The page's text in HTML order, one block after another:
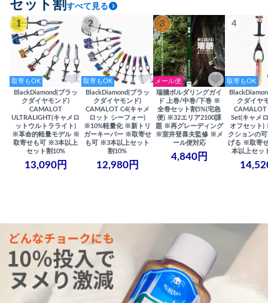
セット割 すべて見る
1
取寄もOK
BlackDiamond(ブラッ
クダイヤモンド)
CAMALOT
ULTRALIGHT(キャメロ
ットウルトラライト)
※革命的軽量モデル ※
取寄せも可 ※3本以上
セット割10%
13,090円
2
取寄もOK
BlackDiamond(ブラッ
クダイヤモンド)
CAMALOT C4(キャメ
ロット シーフォー)
※10%軽量化 ※新トリ
ガーキーパー ※取寄せ
も可 ※3本以上セット
割10%
12,980円
3
メール便
瑞牆ボルダリングガイ
ド 上巻/中巻/下巻 ※
全巻セット割5%(宅急
便) ※32エリア2100課
題 ※再グレーディング
※室井登喜夫監修 ※メ
ール便対応
4,840円
4
取寄もOK
クダイヤ
Set(キャメ
オフセット)
クションの
げる ※取寄
本以上セッ